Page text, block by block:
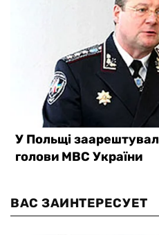
ВАС ЗАИНТЕРЕСУЕТ